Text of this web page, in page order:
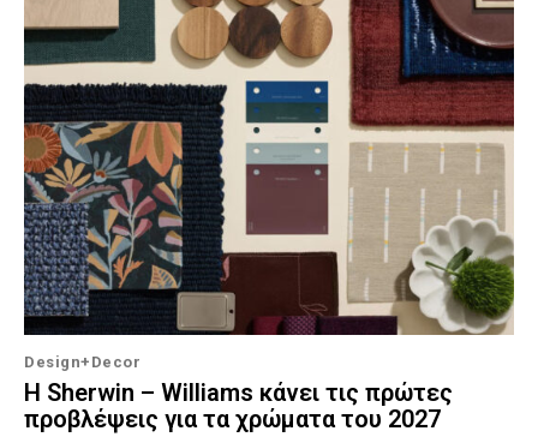
Design+Decor
Η Sherwin – Williams κάνει τις πρώτες
προβλέψεις για τα χρώματα του 2027